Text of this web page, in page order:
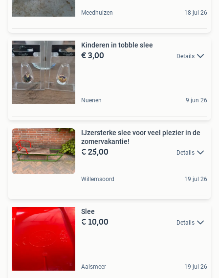
Meedhuizen 18 jul 26
Kinderen in tobble slee
€ 3,00 Details
Nuenen 9 jun 26
IJzersterke slee voor veel plezier in de
zomervakantie!
€ 25,00 Details
Willemsoord 19 jul 26
Slee
€ 10,00 Details
Aalsmeer 19 jul 26